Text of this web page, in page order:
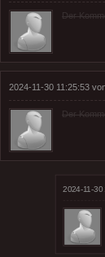
Der
2024-11-30 11:25:53
Der
2024-11-30